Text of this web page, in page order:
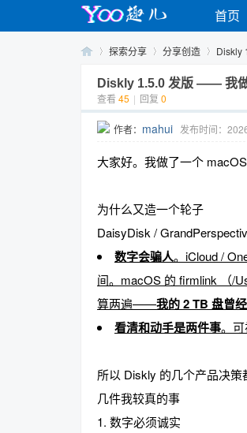
首页
探索分享 分享创造 Diskly
Diskly 1.5.0 发版 —— 我
查看 45 | 回复 0
作者： mahui 发布时间：
大家好。我做了一个
为什么又造一个轮子
DaisyDisk /
数字会骗人。iCloud /
间。macOS 的 firmlink （/
算两遍——我的 2 TB 盘曾
看清和动手是两件事。
所以 Diskly 的几个产品决策
几件我较真的事
1. 数字必须诚实